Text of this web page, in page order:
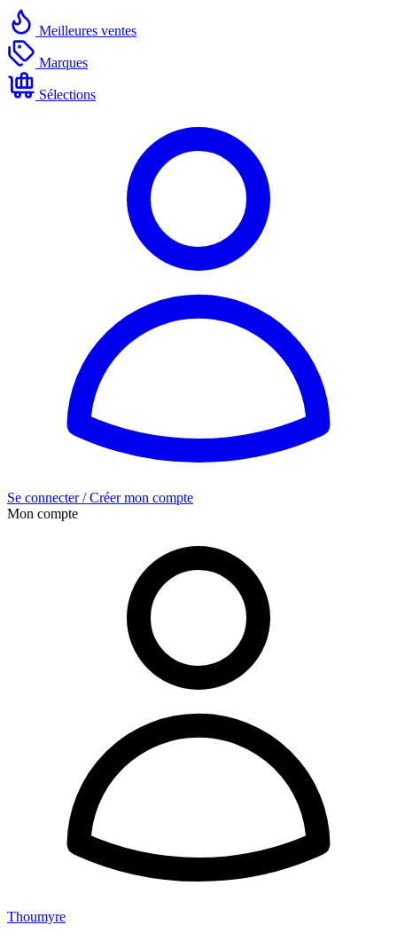
Meilleures ventes
Marques
Sélections
Se connecter / Créer mon compte
Mon compte
Thoumyre